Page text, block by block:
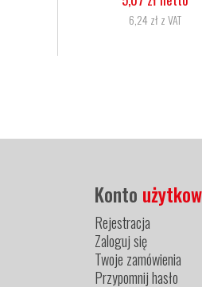
zł netto
zł z VAT
34,15
Konto
Rejestracja
Zaloguj się
Twoje zamówienia
Przypomnij hasło